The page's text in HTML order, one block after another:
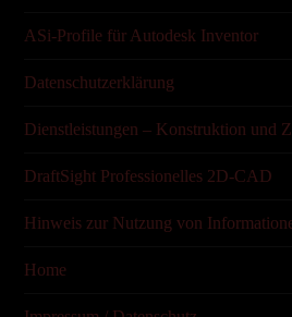
ASi-Profile für Autodesk Inventor
Datenschutzerklärung
Dienstleistungen – Konstruktion und
DraftSight Professionelles 2D-CAD
Hinweis zur Nutzung von
Home